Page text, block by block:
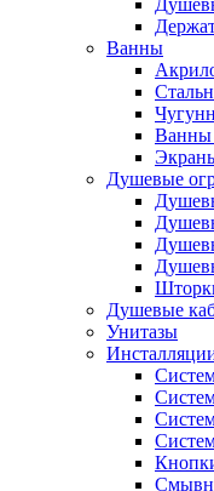
Ванны
Ванны
Душевые
Душевые
Унитазы